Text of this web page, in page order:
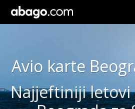
Avio karte
Najjeftiniji letovi